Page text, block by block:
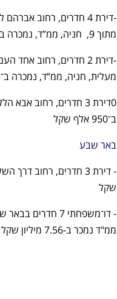
מתוך 9,  חניה, ממ”ד, נמכרה ב־1.99 מיליון שקל
מעלית, חניה, ממ”ד, נמכרה ב־1.28 מיליון שקל
ב־950 אלף שקל
באר שבע
שקל
ממ"ד נמכר ב-7.56 מיליון שקל